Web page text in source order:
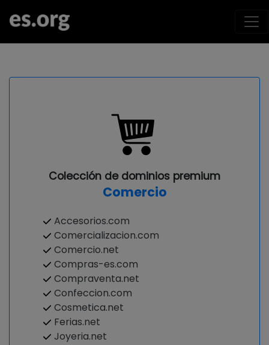
Colección de dominios premium
Comercio
Accesorios.com
Comercializacion.com
Comercio.net
Compras-es.com
Compraventa.net
Confeccion.com
Cosmetica.net
Ferias.net
Joyeria.net